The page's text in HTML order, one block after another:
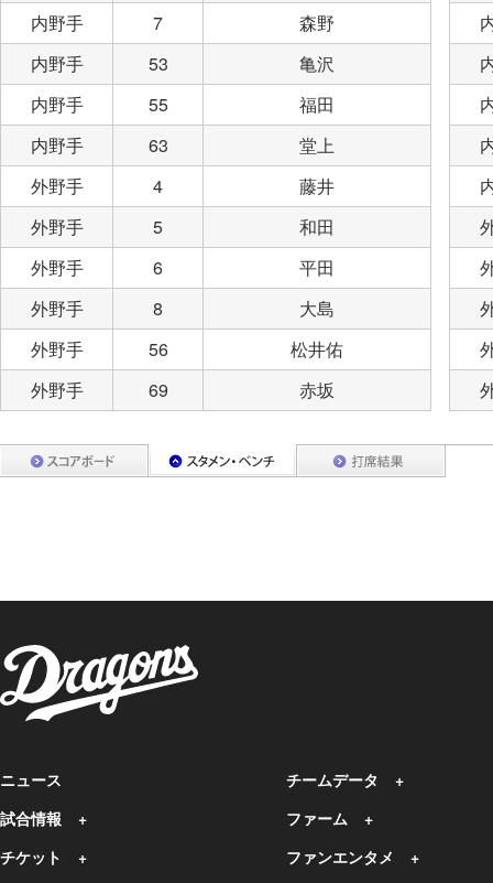
内野手
7
森野
内野手
53
亀沢
内野手
55
福田
内野手
63
堂上
外野手
4
藤井
外野手
5
和田
外野手
6
平田
外野手
8
大島
外野手
56
松井佑
外野手
69 赤坂
ニュース
試合情報
チケット
チームデータ
ファーム
ファンエンタメ